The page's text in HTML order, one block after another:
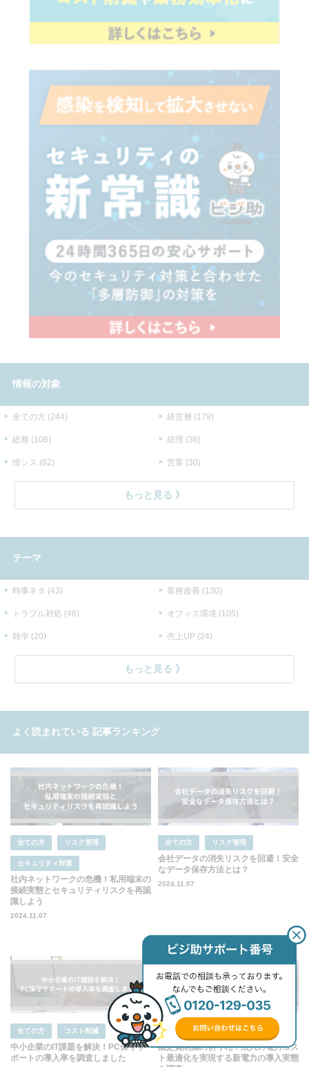
情報の対象
全ての方 (244) 経営層 (179)
総務 (106) 経理 (36)
情シス (62) 営業 (30)
もっと見る
テーマ
時事ネタ (43) 業務改善 (130)
トラブル対処 (46) オフィス環境 (105)
雑学 (20) 売上UP (24)
もっと見る
よく読まれている 記事ランキング
全ての方 リスク管理
セキュリティ対策
社内ネットワークの危機！私用端末の
接続実態とセキュリティリスクを再認
識しよう
2024.11.07
全ての方 リスク管理
会社データの消失リスクを回避！安全
なデータ保存方法とは？
2024.11.07
全ての方 コスト削減
中小企業のIT課題を解決！PC保守サ
ポートの導入率を調査しました
経営層 コスト削減
固定費削減の切り札！法人の電力コス
ト最適化を実現する新電力の導入実態